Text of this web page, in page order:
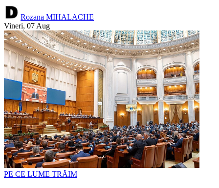
Rozana MIHALACHE
Vineri, 07 Aug
PE CE LUME TRĂIM